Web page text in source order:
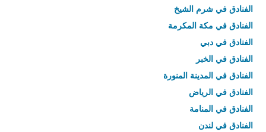
الفنادق في شرم الشيخ
الفنادق في مكة المكرمة
الفنادق في دبي
الفنادق في الخبر
الفنادق في المدينة المنورة
الفنادق في الرياض
الفنادق في المنامة
الفنادق في لندن